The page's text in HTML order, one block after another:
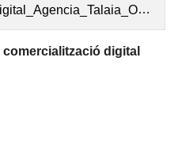
digital